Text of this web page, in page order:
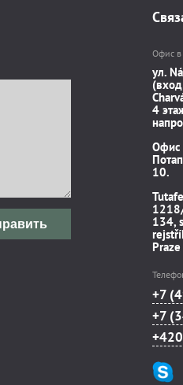
Офис в
ул.
4
Офис
10.
134,
+7
+7